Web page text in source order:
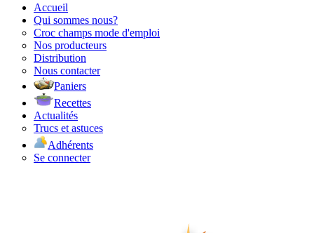
Accueil
Qui sommes nous?
Croc champs mode d'emploi
Nos producteurs
Distribution
Nous contacter
Paniers
Recettes
Actualités
Trucs et astuces
Adhérents
Se connecter